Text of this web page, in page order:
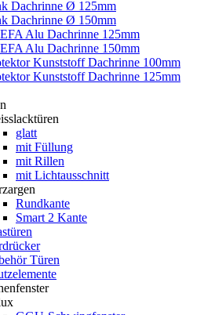
Dachrinne Ø 125mm
Dachrinne Ø 150mm
Alu Dachrinne 125mm
Alu Dachrinne 150mm
Kunststoff Dachrinne 100mm
Kunststoff Dachrinne 125mm
glatt
mit Füllung
mit Rillen
mit Lichtausschnitt
Rundkante
Smart 2 Kante
Türen